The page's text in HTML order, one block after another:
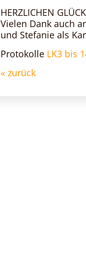
HERZLICHEN
Vielen Dank auch
und Stefanie als
Protokolle LK3 bis
« zurück